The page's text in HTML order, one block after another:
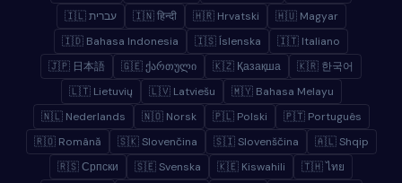
🇮🇱 עברית
🇮🇳 हिन्दी 🇭🇷 Hrvatski
🇭🇺 Magyar
🇮🇩 Bahasa Indonesia
🇮🇸 Íslenska
🇮🇹 Italiano
🇯🇵 日本語
🇬🇪 ქართული 🇰🇿 Қазақша
🇰🇷 한국어
🇱🇹 Lietuvių
🇱🇻 Latviešu
🇲🇾 Bahasa Melayu
🇳🇱 Nederlands
🇳🇴 Norsk 🇵🇱 Polski
🇵🇹 Português
🇷🇴 Română
🇸🇰 Slovenčina 🇸🇮 Slovenščina
🇦🇱 Shqip
🇷🇸 Српски
🇸🇪 Svenska 🇰🇪 Kiswahili 🇹🇭 ไทย